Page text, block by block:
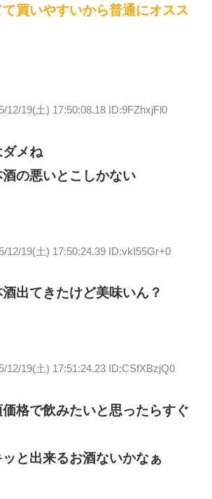
買いやすいから普通にオスス
12/19(土) 17:50:08.18 ID:9FZhxjFl0
メね
の悪いとこしかない
12/19(土) 17:50:24.39 ID:vkI55Gr+0
出てきたけど美味いん？
12/19(土) 17:51:24.23 ID:CSfXBzjQ0
格で飲みたいと思ったらすぐ
と出来るお酒ないかなぁ